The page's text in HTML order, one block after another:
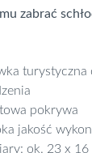
zabrać
turystyczna
pokrywa
jakość
ok. 23 x 16